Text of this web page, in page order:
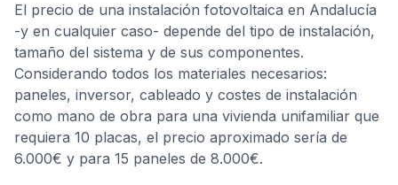
El precio de una instalación fotovoltaica en Andalucía
-y en cualquier caso- depende del tipo de instalación,
tamaño del sistema y de sus componentes.
Considerando todos los materiales necesarios:
paneles, inversor, cableado y costes de instalación
como mano de obra para una vivienda unifamiliar que
requiera 10 placas, el precio aproximado sería de
6.000€ y para 15 paneles de 8.000€.